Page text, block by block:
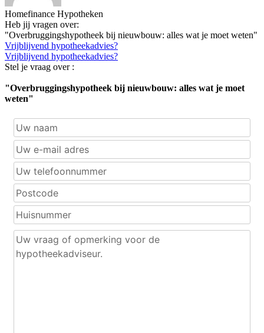
Homefinance Hypotheken
Heb jij vragen over:
"Overbruggingshypotheek bij nieuwbouw: alles wat je moet weten"
Vrijblijvend hypotheekadvies?
Vrijblijvend hypotheekadvies?
Stel je vraag over :
"Overbruggingshypotheek bij nieuwbouw: alles wat je moet
weten"